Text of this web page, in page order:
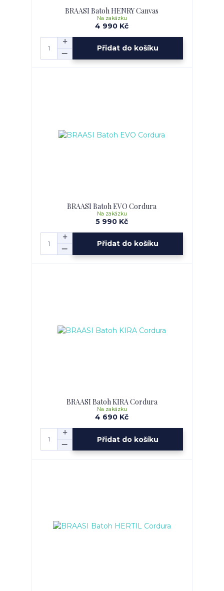
BRAASI Batoh HENRY Canvas
4 990 Kč
Na zakázku
Přidat do košíku
BRAASI Batoh EVO Cordura
5 990 Kč
Na zakázku
Přidat do košíku
BRAASI Batoh KIRA Cordura
4 690 Kč
Na zakázku
Přidat do košíku